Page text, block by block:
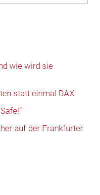
wie wird sie
statt einmal DAX
auf der Frankfurter